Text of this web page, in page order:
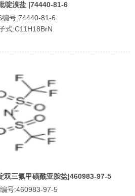
啶溴盐 |74440-81-6
编号:74440-81-6
式:C11H18BrN
双三氟甲磺酰亚胺盐|460983-97-5
号:460983-97-5